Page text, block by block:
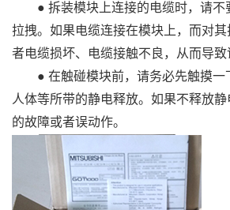
● 拆装模块上连接的电缆时，请不
拉拽。如果电缆连接在模块上，而对
者电缆损坏、电缆接触不良，从而导致
● 在触碰模块前，请务必先触摸一
人体等所带的静电释放。如果不释放
的故障或者误动作。